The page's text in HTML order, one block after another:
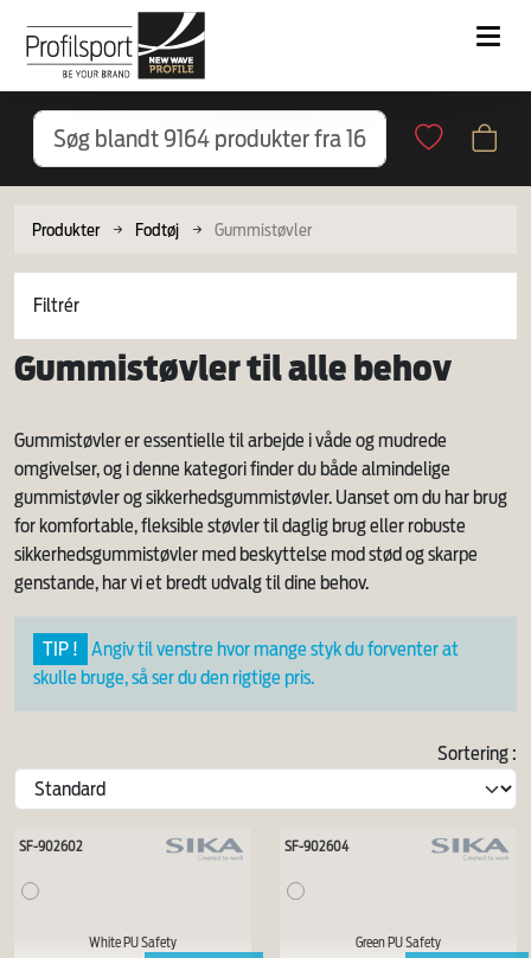
Produkter Fodtøj Gummistøvler
Filtrér
Gummistøvler til alle behov
Gummistøvler er essentielle til arbejde i våde og mudrede
omgivelser, og i denne kategori finder du både almindelige
gummistøvler og sikkerhedsgummistøvler. Uanset om du har brug
for komfortable, fleksible støvler til daglig brug eller robuste
sikkerhedsgummistøvler med beskyttelse mod stød og skarpe
genstande, har vi et bredt udvalg til dine behov.
TIP !
Angiv til venstre hvor mange styk du forventer at
skulle bruge, så ser du den rigtige pris.
Sortering :
SF-902602
White PU Safety
SF-902604
Green PU Safety